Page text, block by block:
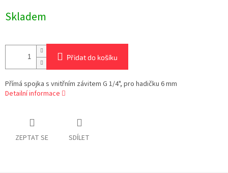
cena:
Skladem
Přidat do košíku
Přímá spojka s vnitřním závitem G 1/4", pro hadičku 6 mm
Detailní informace
ZEPTAT SE SDÍLET